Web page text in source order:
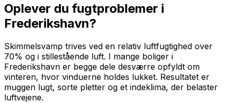
Oplever du fugtproblemer i
Frederikshavn?
Skimmelsvamp trives ved en relativ luftfugtighed over
70% og i stillestående luft. I mange boliger i
Frederikshavn er begge dele desværre opfyldt om
vinteren, hvor vinduerne holdes lukket. Resultatet er
muggen lugt, sorte pletter og et indeklima, der belaster
luftvejene.